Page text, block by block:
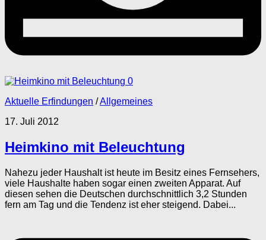
0
Aktuelle Erfindungen /Allgemeines
17. Juli 2012
Heimkino mit Beleuchtung
Nahezu jeder Haushalt ist heute im Besitz eines Fernsehers,
viele Haushalte haben sogar einen zweiten Apparat. Auf
diesen sehen die Deutschen durchschnittlich 3,2 Stunden
fern am Tag und die Tendenz ist eher steigend. Dabei...